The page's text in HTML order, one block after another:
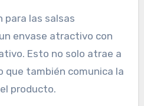
para las